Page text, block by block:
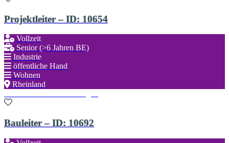
Projektleiter – ID: 10654
Vollzeit
Senior (>6 Jahren BE)
Industrie
öffentliche Hand
Wohnen
Rheinland
Bauleiter – ID: 10692